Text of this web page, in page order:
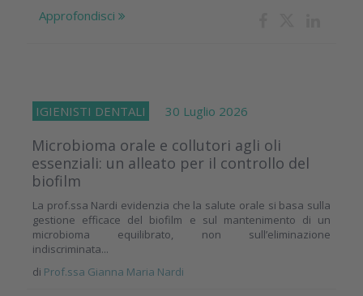
Approfondisci
IGIENISTI DENTALI 30 Luglio 2026
Microbioma orale e collutori agli oli
essenziali: un alleato per il controllo del
biofilm
La prof.ssa Nardi evidenzia che la salute orale si basa sulla
gestione efficace del biofilm e sul mantenimento di un
microbioma equilibrato, non sull’eliminazione
indiscriminata...
di Prof.ssa Gianna Maria Nardi